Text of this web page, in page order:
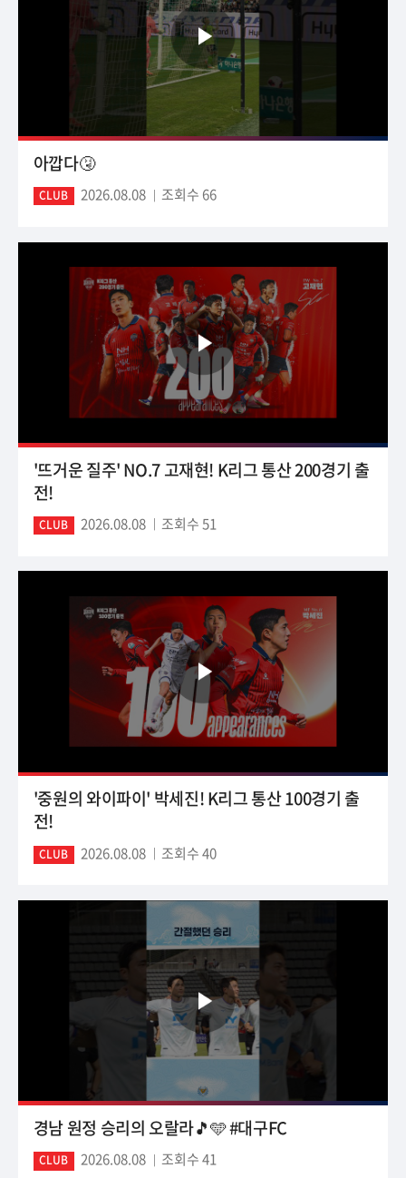
아깝다🤧
CLUB 2026.08.08 조회수 66
'뜨거운 질주' NO.7 고재현! K리그 통산 200경기 출
전!
CLUB 2026.08.08 조회수 51
'중원의 와이파이' 박세진! K리그 통산 100경기 출
전!
CLUB 2026.08.08 조회수 40
경남 원정 승리의 오랄라🎵🩵 #대구FC
CLUB 2026.08.08 조회수 41